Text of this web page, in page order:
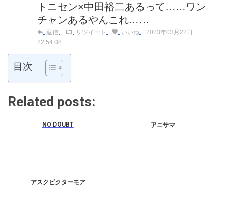
トニセン×中田裕二あるって……ワン
チャンあるやんこれ……
返信 リツイート いいね
2023年03月22日
22:54:08
目次
Related posts:
NO DOUBT アニサマ
アスクビクターモア